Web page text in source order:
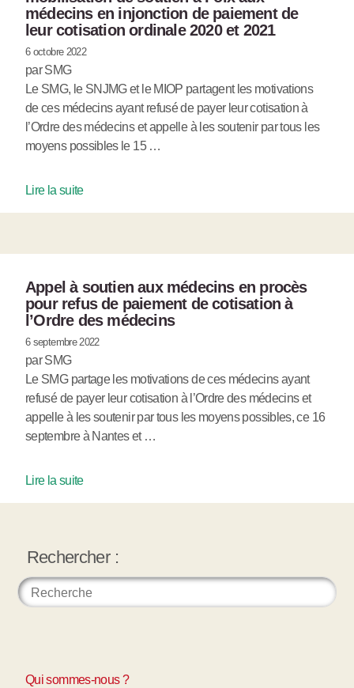
médecins en injonction de paiement de
leur cotisation ordinale 2020 et 2021
6 octobre 2022
par SMG
Le SMG, le SNJMG et le MIOP partagent les motivations
de ces médecins ayant refusé de payer leur cotisation à
l’Ordre des médecins et appelle à les soutenir par tous les
moyens possibles le 15 …
Lire la suite
Appel à soutien aux médecins en procès
pour refus de paiement de cotisation à
l’Ordre des médecins
6 septembre 2022
par SMG
Le SMG partage les motivations de ces médecins ayant
refusé de payer leur cotisation à l’Ordre des médecins et
appelle à les soutenir par tous les moyens possibles, ce 16
septembre à Nantes et …
Lire la suite
Rechercher :
Qui sommes-nous ?